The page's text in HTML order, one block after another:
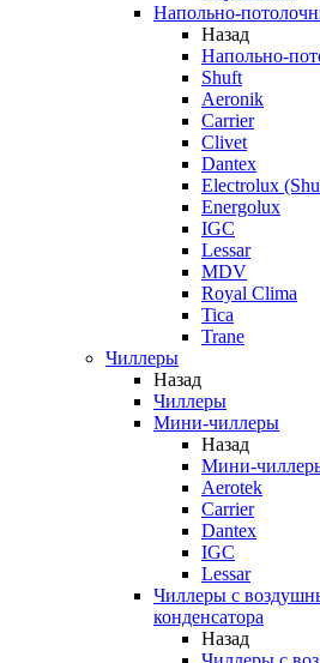
Напольно-
Назад
Напольно-
Shuft
Aeronik
Carrier
Clivet
Dantex
Electrolux
Energolux
IGC
Lessar
MDV
Royal Clima
Tica
Trane
Чиллеры
Назад
Чиллеры
Мини-чиллеры
Назад
Мини-
Aerotek
Carrier
Dantex
IGC
Lessar
Чиллеры с
конденсатора
Назад